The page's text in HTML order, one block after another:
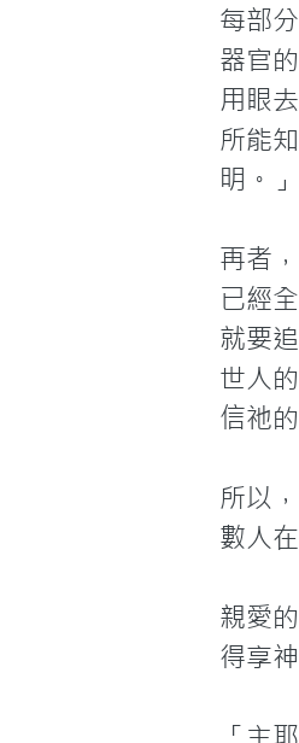
每部
器官
用眼
所能
明。」
再者
已經
就要
世人
信祂
所以
數人
親愛
得享